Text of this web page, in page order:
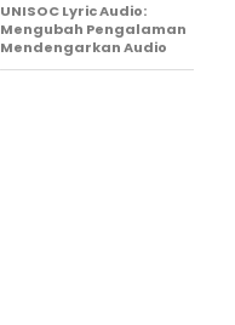
UNISOC Lyric Audio:
Mengubah Pengalaman
Mendengarkan Audio